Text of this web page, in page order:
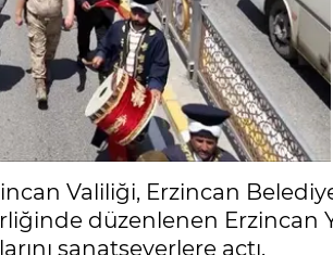
Valiliği, Erzincan
düzenlenen Erzincan
sanatseverlere açtı.